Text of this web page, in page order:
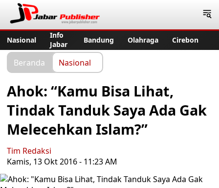
Nasional
Info
Jabar
Bandung Olahraga Cirebon
Beranda Nasional
Ahok: “Kamu Bisa Lihat,
Tindak Tanduk Saya Ada Gak
Melecehkan Islam?”
Tim Redaksi
Kamis, 13 Okt 2016 - 11:23 AM